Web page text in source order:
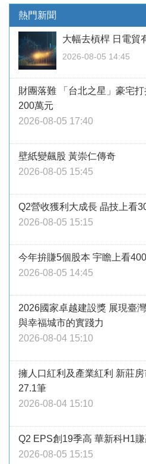
熱門新聞
大幅去槓桿 日電貿
2026-08-05 14:45
財團落難 「台北之星」豪宅
200萬元
2026-08-05 17:40
壁紙變飆股 黃崇仁傳奇
2026-08-05 15:45
Q2營收獲利大成長 晶技上看
2026-08-05 15:15
今年拚賺5個股本 宇瞻上看
2026-08-05 14:45
2026國家卓越建設獎 展現臺
與幸福城市的實踐力
2026-08-04 15:10
擁人口紅利及產業紅利 新莊
27.1筆
2026-08-04 15:10
Q2 EPS創19季高 華新科H1
2026-08-05 15:15